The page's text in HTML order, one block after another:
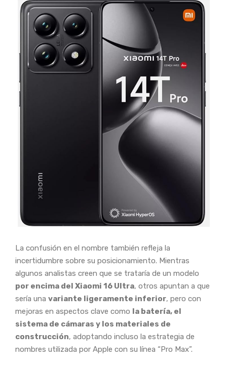
La confusión en el nombre también refleja la
incertidumbre sobre su posicionamiento. Mientras
algunos analistas creen que se trataría de un modelo
por encima del Xiaomi 16 Ultra, otros apuntan a que
sería una variante ligeramente inferior, pero con
mejoras en aspectos clave como
la batería, el
sistema de cámaras y los materiales de
construcción, adoptando incluso la estrategia de
nombres utilizada por Apple con su línea “Pro Max”.